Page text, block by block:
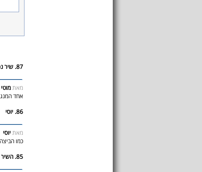
87. שיר נפלא
מאתמוטי
אחד
86. יוסי
מאתיוסי
כמו
85. השיר הזה